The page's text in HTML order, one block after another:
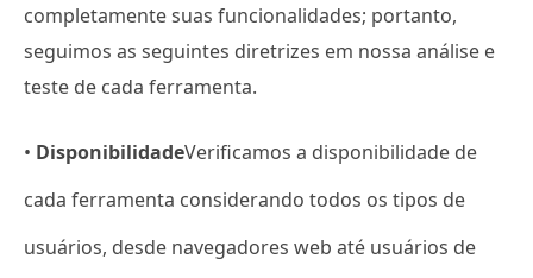
completamente suas funcionalidades; portanto,
seguimos as seguintes diretrizes em nossa análise e
teste de cada ferramenta.
• DisponibilidadeVerificamos a disponibilidade de
cada ferramenta considerando todos os tipos de
usuários, desde navegadores web até usuários de